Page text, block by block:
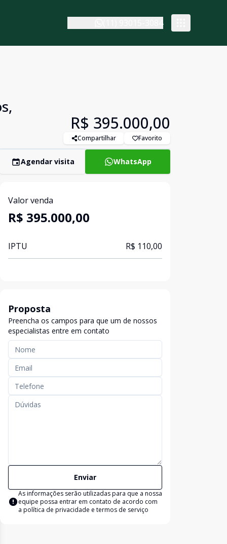
R$ 395.000,00
Compartilhar Favorito
Agendar visita WhatsApp
Valor venda
R$ 395.000,00
IPTU R$ 110,00
Proposta
Preencha os campos para que um de nossos
especialistas entre em contato
Enviar
As informações serão utilizadas para que a nossa
equipe possa entrar em contato de acordo com
a política de privacidade e termos de serviço